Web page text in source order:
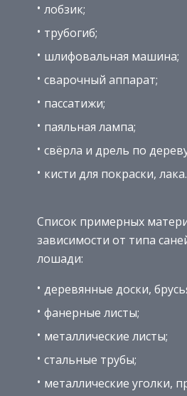
лобзик;
трубогиб;
шлифовальная машина;
сварочный аппарат;
пассатижи;
паяльная лампа;
свёрла и дрель по
кисти для покраски, лака.
Список примерных
зависимости от типа
лошади:
деревянные доски,
фанерные листы;
металлические листы;
стальные трубы;
металлические уголки,